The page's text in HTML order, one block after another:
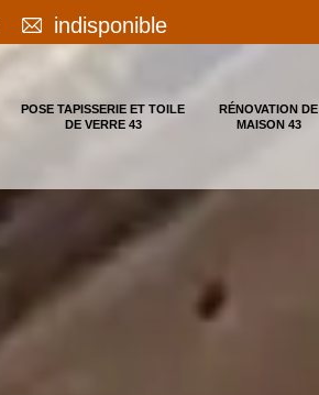
indisponible
POSE TAPISSERIE ET TOILE
DE VERRE 43
RÉNOVATION DE
MAISON 43